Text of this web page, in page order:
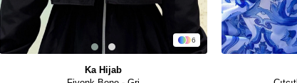
6
Ka Hijab